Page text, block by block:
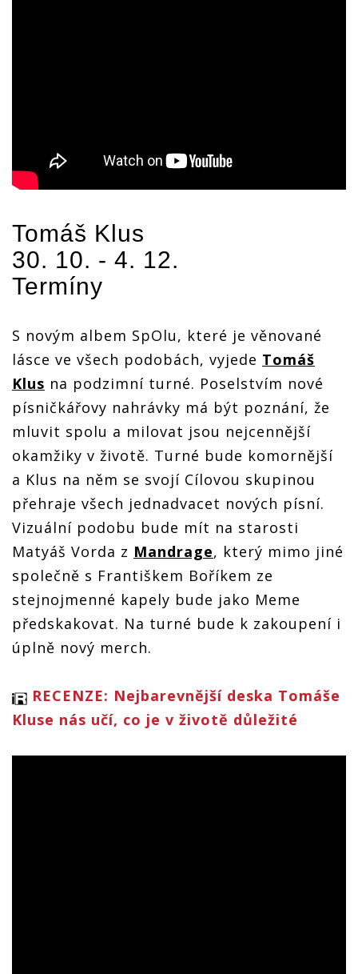
Tomáš Klus
30. 10. - 4. 12.
Termíny
S novým albem SpOlu, které je věnované
lásce ve všech podobách, vyjede Tomáš
Klus na podzimní turné. Poselstvím nové
písničkářovy nahrávky má být poznání, že
mluvit spolu a milovat jsou nejcennější
okamžiky v životě. Turné bude komornější
a Klus na něm se svojí Cílovou skupinou
přehraje všech jednadvacet nových písní.
Vizuální podobu bude mít na starosti
Matyáš Vorda z Mandrage, který mimo jiné
společně s Františkem Boříkem ze
stejnojmenné kapely bude jako Meme
předskakovat. Na turné bude k zakoupení i
úplně nový merch.
RECENZE: Nejbarevnější deska Tomáše
Kluse nás učí, co je v životě důležité